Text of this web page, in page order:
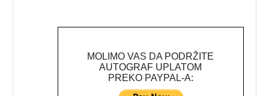
MOLIMO VAS DA PODRŽITE
AUTOGRAF UPLATOM
PREKO PAYPAL-A: